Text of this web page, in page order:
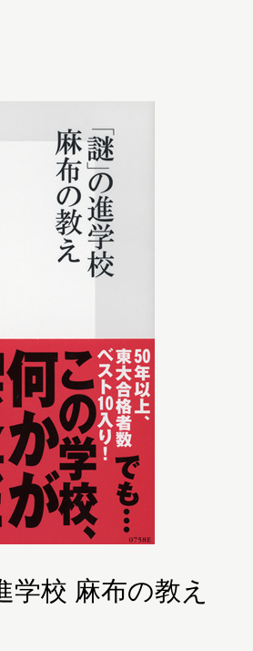
学校 麻布の教え